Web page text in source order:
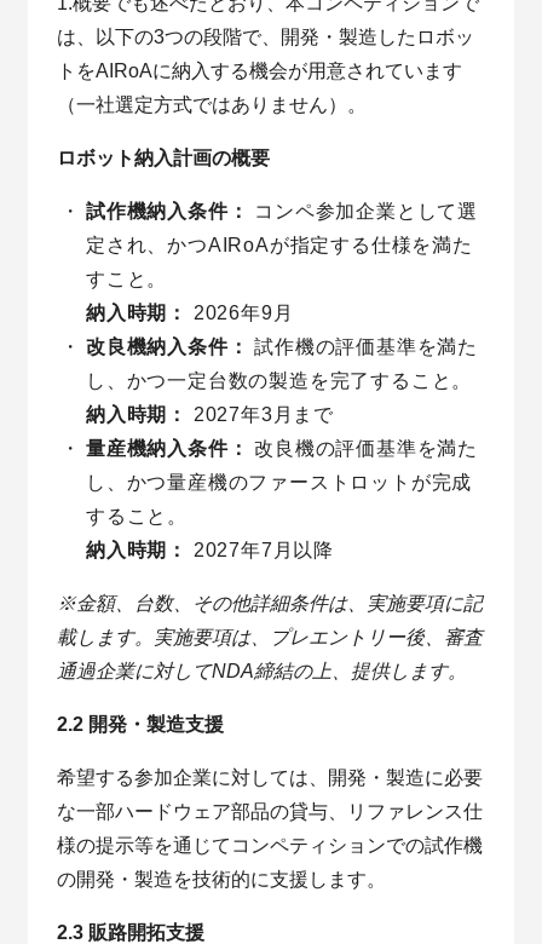
は、以下の3つの段階で、開発・製造したロボッ
トをAIRoAに納入する機会が用意されています
（一社選定方式ではありません）。
ロボット納入計画の概要
試作機納入条件：
コンペ参加企業として選
定され、かつAIRoAが指定する仕様を満た
すこと。
納入時期：
2026年9月
改良機納入条件：
試作機の評価基準を満た
し、かつ一定台数の製造を完了すること。
納入時期：
2027年3月まで
量産機納入条件：
改良機の評価基準を満た
し、かつ量産機のファーストロットが完成
すること。
納入時期：
2027年7月以降
※金額、台数、その他詳細条件は、実施要項に記
載します。実施要項は、プレエントリー後、審査
通過企業に対してNDA締結の上、提供します。
2.2 開発・製造支援
希望する参加企業に対しては、開発・製造に必要
な一部ハードウェア部品の貸与、リファレンス仕
様の提示等を通じてコンペティションでの試作機
の開発・製造を技術的に支援します。
2.3 販路開拓支援